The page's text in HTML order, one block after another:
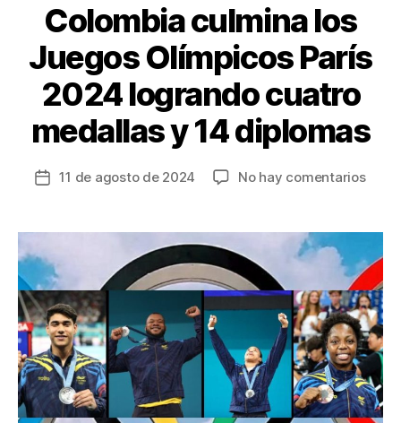
Colombia culmina los
Juegos Olímpicos París
2024 logrando cuatro
medallas y 14 diplomas
Fecha
entrada
11 de agosto de 2024 No hay comentariosen
los
París
2024
y
14